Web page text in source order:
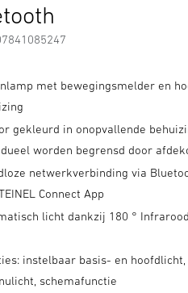
met bewegingsmelder en
gekleurd in onopvallende
worden begrensd door
netwerkverbinding via
Connect App
licht dankzij 180 °
instelbaar basis- en
schemafunctie